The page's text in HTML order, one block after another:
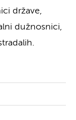
države,
dužnosnici,